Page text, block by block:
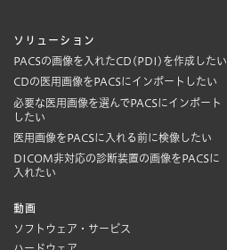
ソリューション
PACSの画像を入れたCD(PDI)を作成したい
CDの医用画像をPACSにインポートしたい
必要な医用画像を選んでPACSにインポート
したい
医用画像をPACSに入れる前に検像したい
DICOM非対応の診断装置の画像をPACSに
入れたい
動画
ソフトウェア・サービス